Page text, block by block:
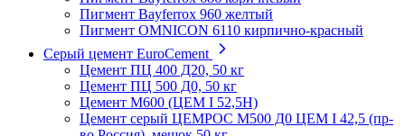
Пигмент Bayferrox 960 желтый
Пигмент OMNICON 6110 кирпично-красный
Серый цемент EuroCement
Цемент ПЦ 400 Д20, 50 кг
Цемент ПЦ 500 Д0, 50 кг
Цемент М600 (ЦЕМ I 52,5Н)
Цемент серый ЦЕМРОС М500 Д0 ЦЕМ I 42,5 (пр-